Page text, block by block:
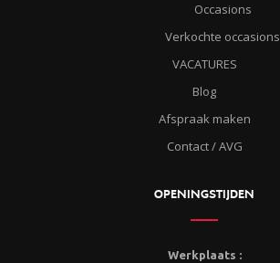
Occasions
Verkochte occasions
VACATURES
Blog
Afspraak maken
Contact / AVG
OPENINGSTIJDEN
Werkplaats :